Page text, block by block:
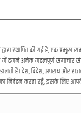
स्थापित की गई है, एक प्रमुख
में हमने अनेक महत्वपूर्ण समाचार
हैं। देश, विदेश, अपराध और
निर्वहन करता रहूँ, इसके लिए